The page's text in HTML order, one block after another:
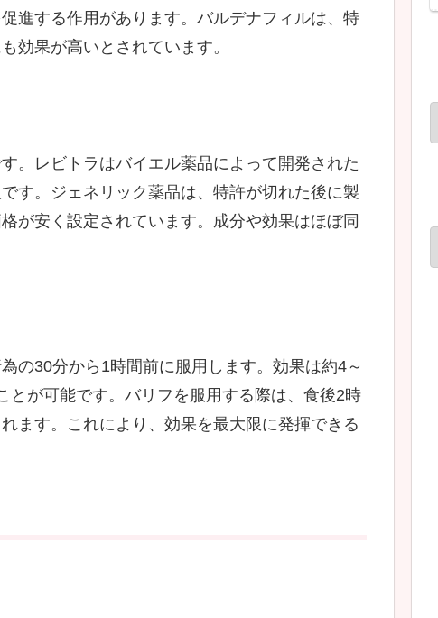
進する作用があります。バルデナフィルは、特
効果が高いとされています。
。レビトラはバイエル薬品によって開発された
す。ジェネリック薬品は、特許が切れた後に製
が安く設定されています。成分や効果はほぼ同
の30分から1時間前に服用します。効果は約4～
が可能です。バリフを服用する際は、食後2時
ます。これにより、効果を最大限に発揮できる